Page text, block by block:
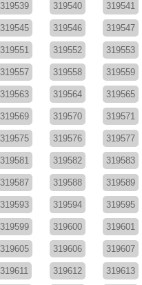
319539 319540 319541
319545 319546 319547
319551 319552 319553
319557 319558 319559
319563 319564 319565
319569 319570 319571
319575 319576 319577
319581 319582 319583
319587 319588 319589
319593 319594 319595
319599 319600 319601
319605 319606 319607
319611 319612 319613